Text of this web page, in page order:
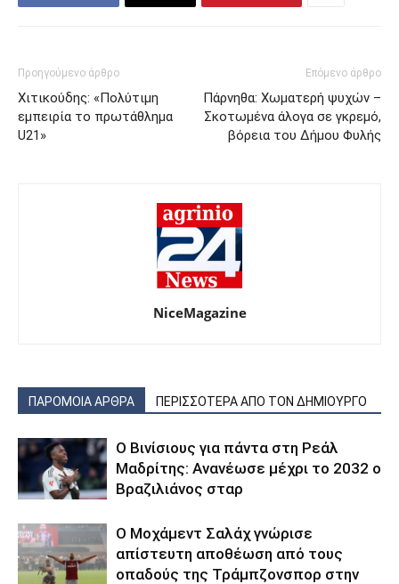
Προηγούμενο άρθρο
Χιτικούδης: «Πολύτιμη
εμπειρία το πρωτάθλημα
U21»
Επόμενο άρθρο
Πάρνηθα: Χωματερή ψυχών –
Σκοτωμένα άλογα σε γκρεμό,
βόρεια του Δήμου Φυλής
NiceMagazine
ΠΑΡΟΜΟΙΑ ΑΡΘΡΑ ΠΕΡΙΣΣΟΤΕΡΑ ΑΠΟ ΤΟΝ ΔΗΜΙΟΥΡΓΟ
Ο Βινίσιους για πάντα στη Ρεάλ
Μαδρίτης: Ανανέωσε μέχρι το 2032 ο
Βραζιλιάνος σταρ
Ο Μοχάμεντ Σαλάχ γνώρισε
απίστευτη αποθέωση από τους
οπαδούς της Τράμπζονσπορ στην